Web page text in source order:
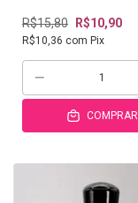
R$15,80 R$10,90
R$10,36 com Pix
COMPRAR